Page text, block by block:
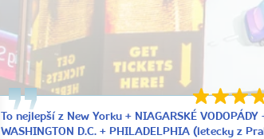
To nejlepší z New Yorku + NIAGARSKÉ VODOPÁDY
WASHINGTON D.C. + PHILADELPHIA (letecky z